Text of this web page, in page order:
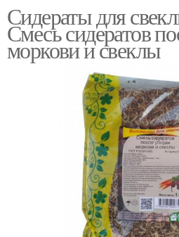
Сидераты для чеснока
Сидераты для
Смесь сидератов
моркови и свеклы